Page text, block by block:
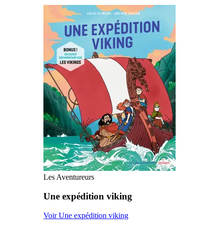
Les Aventureurs
Une expédition viking
Voir Une expédition viking